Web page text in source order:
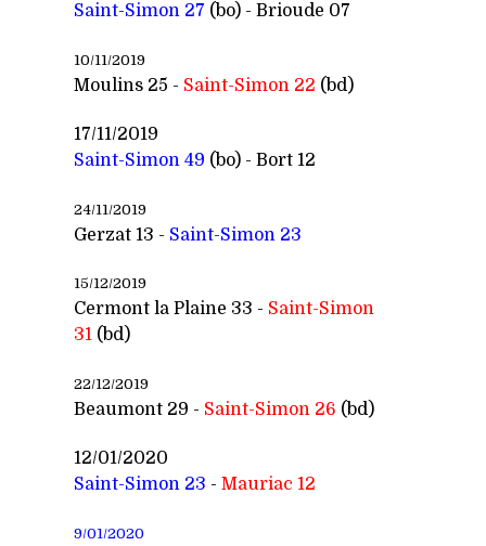
Saint-Simon 27 (bo) - Brioude 07
10/11/2019
Moulins 25 - Saint-Simon 22 (bd)
17/11/2019
Saint-Simon 49 (bo) - Bort 12
24/11/2019
Gerzat 13 - Saint-Simon 23
15/12/2019
Cermont la Plaine 33 - Saint-Simon
31 (bd)
22/12/2019
Beaumont 29 - Saint-Simon 26 (bd)
12/01/2020
Saint-Simon 23 - Mauriac 12
9/01/2020